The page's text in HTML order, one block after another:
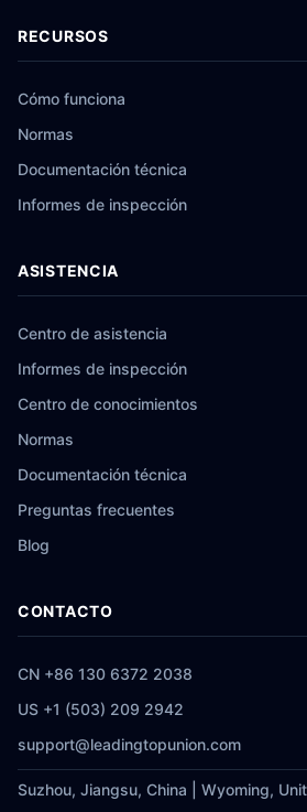
RECURSOS
Cómo funciona
Normas
Documentación técnica
Informes de inspección
ASISTENCIA
Centro de asistencia
Informes de inspección
Centro de conocimientos
Normas
Documentación técnica
Preguntas frecuentes
Blog
CONTACTO
CN +86 130 6372 2038
US +1 (503) 209 2942
support@leadingtopunion.com
Suzhou, Jiangsu, China | Wyoming,